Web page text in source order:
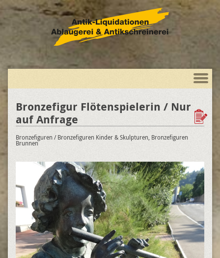
Bronzefigur Flötenspielerin / Nur
auf Anfrage
Bronzefiguren / Bronzefiguren Kinder & Skulpturen, Bronzefiguren
Brunnen